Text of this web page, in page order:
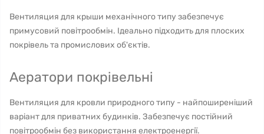
Вентиляция для крыши механічного типу забезпечує
примусовий повітрообмін. Ідеально підходить для плоских
покрівель та промислових об'єктів.
Аератори покрівельні
Вентиляция для кровли природного типу - найпоширеніший
варіант для приватних будинків. Забезпечує постійний
повітрообмін без використання електроенергії.